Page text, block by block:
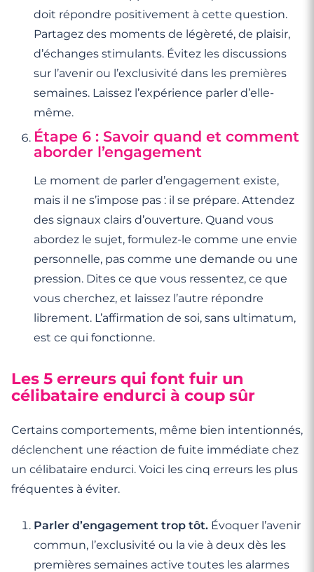
doit répondre positivement à cette question.
Partagez des moments de légèreté, de plaisir,
d’échanges stimulants. Évitez les discussions
sur l’avenir ou l’exclusivité dans les premières
semaines. Laissez l’expérience parler d’elle-
même.
Étape 6 : Savoir quand et comment
aborder l’engagement
Le moment de parler d’engagement existe,
mais il ne s’impose pas : il se prépare. Attendez
des signaux clairs d’ouverture. Quand vous
abordez le sujet, formulez-le comme une envie
personnelle, pas comme une demande ou une
pression. Dites ce que vous ressentez, ce que
vous cherchez, et laissez l’autre répondre
librement. L’affirmation de soi, sans ultimatum,
est ce qui fonctionne.
Les 5 erreurs qui font fuir un
célibataire endurci à coup sûr
Certains comportements, même bien intentionnés,
déclenchent une réaction de fuite immédiate chez
un célibataire endurci. Voici les cinq erreurs les plus
fréquentes à éviter.
Parler d’engagement trop tôt. Évoquer l’avenir
commun, l’exclusivité ou la vie à deux dès les
premières semaines active toutes les alarmes